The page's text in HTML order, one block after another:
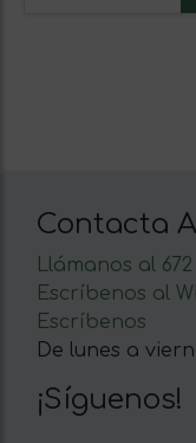
Contacta
Llámanos al 672
Escríbenos al
Escríbenos
De lunes a
¡Síguenos!